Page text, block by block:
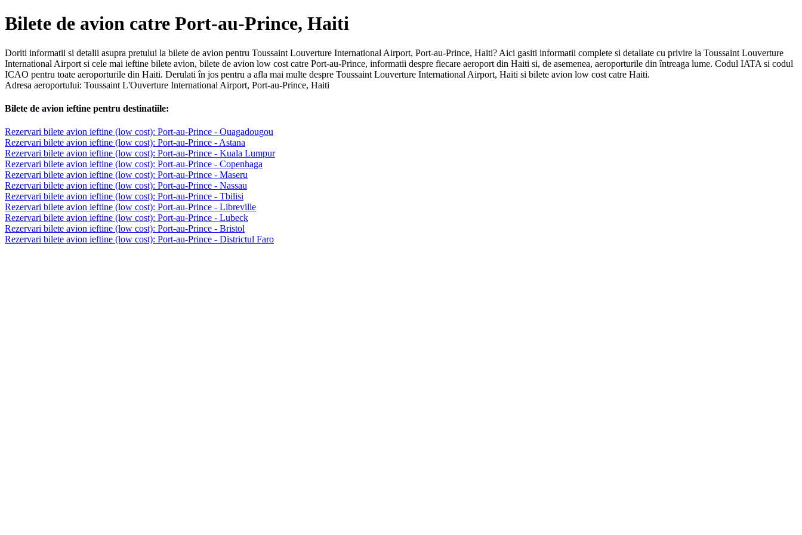
Bilete de avion catre Port-au-Prince, Haiti
Doriti informatii si detalii asupra pretului la bilete de avion pentru Toussaint Louverture International Airport, Port-au-Prince, Haiti? Aici gasiti informatii complete si detaliate cu privire la Toussaint Louverture
International Airport si cele mai ieftine bilete avion, bilete de avion low cost catre Port-au-Prince, informatii despre fiecare aeroport din Haiti si, de asemenea, aeroporturile din întreaga lume. Codul IATA si codul
ICAO pentru toate aeroporturile din Haiti. Derulati în jos pentru a afla mai multe despre Toussaint Louverture International Airport, Haiti si bilete avion low cost catre Haiti.
Adresa aeroportului: Toussaint L'Ouverture International Airport, Port-au-Prince, Haiti
Bilete de avion ieftine pentru destinatiile:
Rezervari bilete avion ieftine (low cost): Port-au-Prince - Ouagadougou
Rezervari bilete avion ieftine (low cost): Port-au-Prince - Astana
Rezervari bilete avion ieftine (low cost): Port-au-Prince - Kuala Lumpur
Rezervari bilete avion ieftine (low cost): Port-au-Prince - Copenhaga
Rezervari bilete avion ieftine (low cost): Port-au-Prince - Maseru
Rezervari bilete avion ieftine (low cost): Port-au-Prince - Nassau
Rezervari bilete avion ieftine (low cost): Port-au-Prince - Tbilisi
Rezervari bilete avion ieftine (low cost): Port-au-Prince - Libreville
Rezervari bilete avion ieftine (low cost): Port-au-Prince - Lubeck
Rezervari bilete avion ieftine (low cost): Port-au-Prince - Bristol
Rezervari bilete avion ieftine (low cost): Port-au-Prince - Districtul Faro